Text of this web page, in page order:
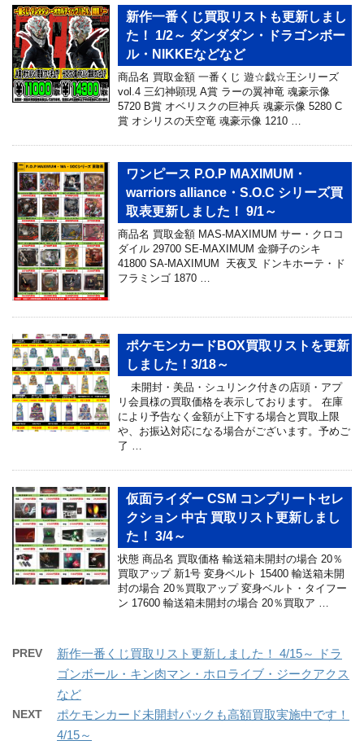
新作一番くじ買取リストも更新しまし
た！ 1/2～ ダンダダン・ドラゴンボー
ル・NIKKEなどなど
商品名 買取金額 一番くじ 遊☆戯☆王シリーズ
vol.4 三幻神顕現 A賞 ラーの翼神竜 魂豪示像
5720 B賞 オベリスクの巨神兵 魂豪示像 5280 C
賞 オシリスの天空竜 魂豪示像 1210 …
ワンピース P.O.P MAXIMUM・
warriors alliance・S.O.C シリーズ買
取表更新しました！ 9/1～
商品名 買取金額 MAS-MAXIMUM サー・クロコ
ダイル 29700 SE-MAXIMUM 金獅子のシキ
41800 SA-MAXIMUM 天夜叉 ドンキホーテ・ド
フラミンゴ 1870 …
ポケモンカードBOX買取リストを更新
しました！3/18～
未開封・美品・シュリンク付きの店頭・アプ
リ会員様の買取価格を表示しております。 在庫
により予告なく金額が上下する場合と買取上限
や、お振込対応になる場合がございます。予めご
了 …
仮面ライダー CSM コンプリートセレ
クション 中古 買取リスト更新しまし
た！ 3/4～
状態 商品名 買取価格 輸送箱未開封の場合 20％
買取アップ 新1号 変身ベルト 15400 輸送箱未開
封の場合 20％買取アップ 変身ベルト・タイフー
ン 17600 輸送箱未開封の場合 20％買取ア …
PREV
新作一番くじ買取リスト更新しました！ 4/15～ ドラ
ゴンボール・キン肉マン・ホロライブ・ジークアクス
など
NEXT
ポケモンカード未開封パックも高額買取実施中です！
4/15～